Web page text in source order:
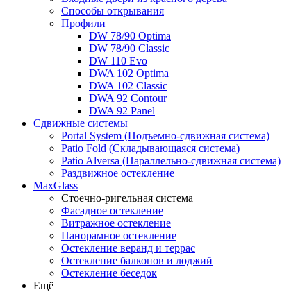
Способы открывания
Профили
DW 78/90 Optima
DW 78/90 Classic
DW 110 Evo
DWA 102 Optima
DWA 102 Classic
DWA 92 Contour
DWA 92 Panel
Сдвижные системы
Portal System (Подъемно-сдвижная система)
Patio Fold (Складывающаяся система)
Patio Alversa (Параллельно-сдвижная система)
Раздвижное остекление
MaxGlass
Стоечно-ригельная система
Фасадное остекление
Витражное остекление
Панорамное остекление
Остекление веранд и террас
Остекление балконов и лоджий
Остекление беседок
Ещё